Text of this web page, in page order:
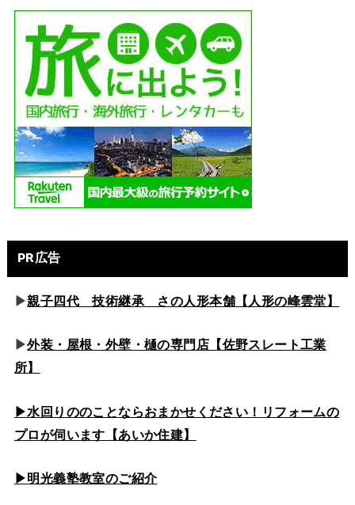
PR広告
▶親子四代 技術継承 さの人形本舗【人形の峰雲堂】
▶外装・屋根・外壁・樋の専門店【佐野スレート工業
所】
▶水回りののことならおまかせください！リフォームの
プロが伺います【あいか住建】
▶明光義塾教室のご紹介